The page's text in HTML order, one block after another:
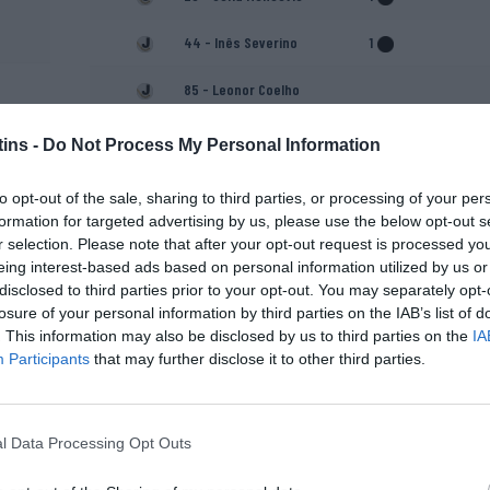
- Do Not Process My Personal Information
opt-out of the sale, sharing to third parties, or processing of your
for targeted advertising by us, please use the below opt-out
selection. Please note that after your opt-out request is processed
interest-based ads based on personal information utilized by us
to third parties prior to your opt-out. You may separately
of your personal information by third parties on the IAB’s list of
This information may also be disclosed by us to third parties on the
Participants that may further disclose it to other third parties.
Data Processing Opt Outs
44 - Inês Severino 1
85 - Leonor Coelho
Paulo Almeida
adjunto)